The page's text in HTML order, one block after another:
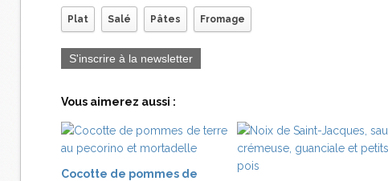
Plat Salé Pâtes Fromage
S'inscrire à la newsletter
Vous aimerez aussi :
Cocotte de pommes de